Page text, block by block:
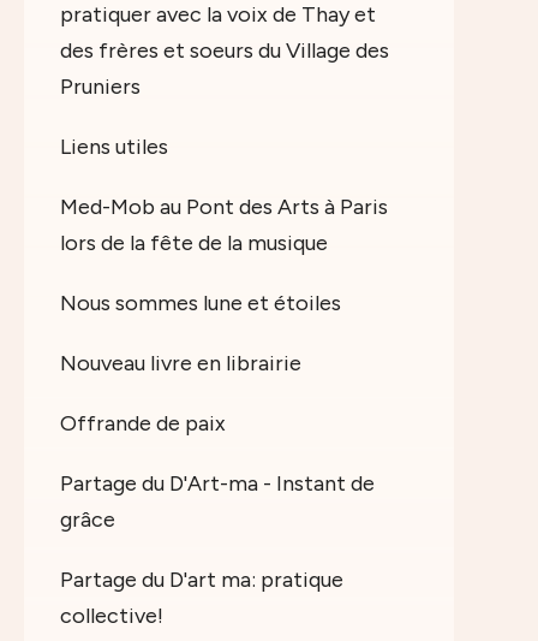
pratiquer avec la voix de Thay et
des frères et soeurs du Village des
Pruniers
Liens utiles
Med-Mob au Pont des Arts à Paris
lors de la fête de la musique
Nous sommes lune et étoiles
Nouveau livre en librairie
Offrande de paix
Partage du D'Art-ma - Instant de
grâce
Partage du D'art ma: pratique
collective!